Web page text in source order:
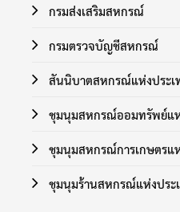
กรมส่งเสริมสหกรณ์
กรมตรวจบัญชีสหกรณ์
สันนิบาตสหกรณ์แห่งประเ
ชุมนุมสหกรณ์ออมทรัพย์แ
ชุมนุมสหกรณ์การเกษตรแ
ชุมนุมร้านสหกรณ์แห่งประ